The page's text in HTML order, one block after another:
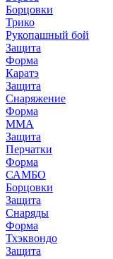
Борцовки
Трико
Рукопашный бой
Защита
Форма
Каратэ
Защита
Снаряжение
Форма
ММА
Защита
Перчатки
Форма
САМБО
Борцовки
Защита
Снаряды
Форма
Тхэквондо
Защита